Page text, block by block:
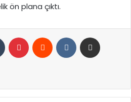
ön plana çıktı.
Tumblr Pinterest Reddit VKontakte